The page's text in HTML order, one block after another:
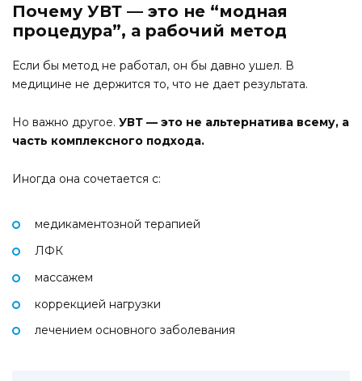
Почему УВТ — это не “модная
процедура”, а рабочий метод
Если бы метод не работал, он бы давно ушел. В
медицине не держится то, что не дает результата.
Но важно другое. УВТ — это не альтернатива всему, а
часть комплексного подхода.
Иногда она сочетается с:
медикаментозной терапией
ЛФК
массажем
коррекцией нагрузки
лечением основного заболевания